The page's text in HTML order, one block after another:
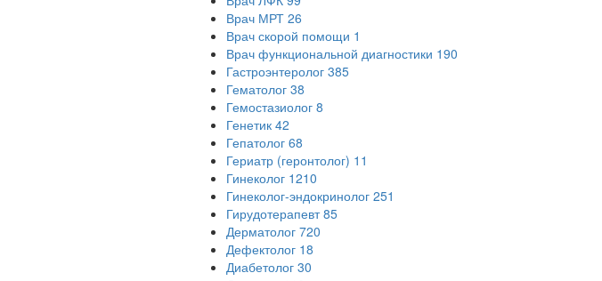
Врач МРТ 26
Врач скорой помощи 1
Врач функциональной диагностики 190
Гастроэнтеролог 385
Гематолог 38
Гемостазиолог 8
Генетик 42
Гепатолог 68
Гериатр (геронтолог) 11
Гинеколог 1210
Гинеколог-эндокринолог 251
Гирудотерапевт 85
Дерматолог 720
Дефектолог 18
Диабетолог 30